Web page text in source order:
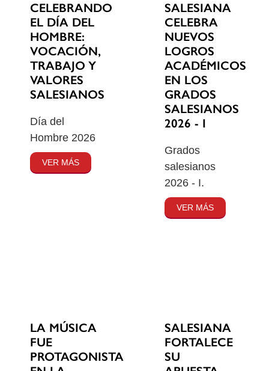
CELEBRANDO
EL DÍA DEL
HOMBRE:
VOCACIÓN,
TRABAJO Y
VALORES
SALESIANOS
Día del
Hombre 2026
VER MÁS
SALESIANA
CELEBRA
NUEVOS
LOGROS
ACADÉMICOS
EN LOS
GRADOS
SALESIANOS
2026 - I
Grados
salesianos
2026 - I.
VER MÁS
LA MÚSICA
FUE
PROTAGONISTA
SALESIANA
FORTALECE
SU